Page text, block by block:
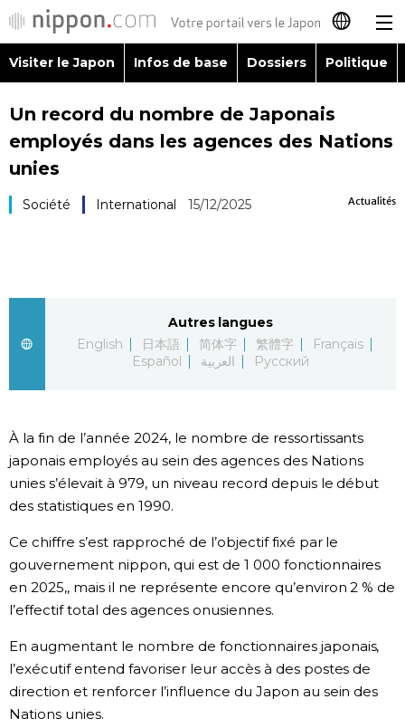
日本語
English
Русский
Visiter le Japon
Société
Culture
Gastronomie
Le japonais
Données official SNS
Visiter le Japon Infos de base Dossiers Politique
Un record du nombre de Japonais
employés dans les agences des Nations
unies
Actualités
Société International 15/12/2025
Autres langues
English
日本語 简体字 繁體字
Français
Español
العربية Русский
À la fin de l’année 2024, le nombre de ressortissants
japonais employés au sein des agences des Nations
unies s’élevait à 979, un niveau record depuis le début
des statistiques en 1990.
Ce chiffre s’est rapproché de l’objectif fixé par le
gouvernement nippon, qui est de 1 000 fonctionnaires
en 2025,, mais il ne représente encore qu’environ 2 % de
l’effectif total des agences onusiennes.
En augmentant le nombre de fonctionnaires japonais,
l’exécutif entend favoriser leur accès à des postes de
direction et renforcer l’influence du Japon au sein des
Nations unies.